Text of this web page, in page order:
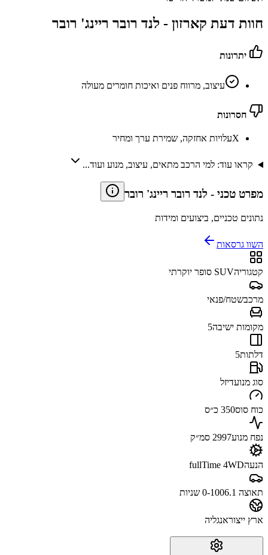
חוות דעת קארזון - לנד רובר ריינג' רובר
יתרונות
עיצוב, מרווח פנים ואיכות חומרים מעולה
חסרונות
Xעלויות אחזקה, שמירת ערך ומחיר
קראו עוד: למי הרכב מתאים, עיצוב, מנוע ועוד...
מפרט טכני - לנד רובר ריינג' רובר
נתונים טכניים, ביצועים ומידות
השוו גרסאות
קטגוריהSUV סופר יוקרתי
מרכבשטח/פנאי
מקומות ישיבה5
דלתות5
סוג מנועדיזל
כוח סוס350 כ״ס
נפח מנוע2997 סמ״ק
הנעהfullTime 4WD
תאוצה 0-100 6.1 שניות
ארץ ייצוראנגליה